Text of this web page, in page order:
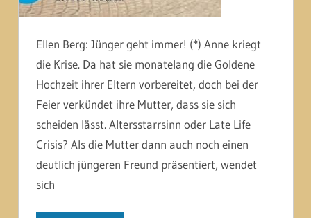
Ellen Berg: Jünger geht immer! (*) Anne kriegt
die Krise. Da hat sie monatelang die Goldene
Hochzeit ihrer Eltern vorbereitet, doch bei der
Feier verkündet ihre Mutter, dass sie sich
scheiden lässt. Altersstarrsinn oder Late Life
Crisis? Als die Mutter dann auch noch einen
deutlich jüngeren Freund präsentiert, wendet
sich